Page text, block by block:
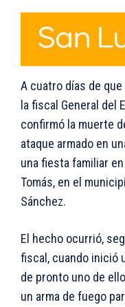
A cuatro días de
la fiscal General del
confirmó la muerte
ataque armado en
una fiesta familiar
Tomás, en el
Sánchez.
El hecho ocurrió,
fiscal, cuando inició
de pronto uno de
un arma de fuego